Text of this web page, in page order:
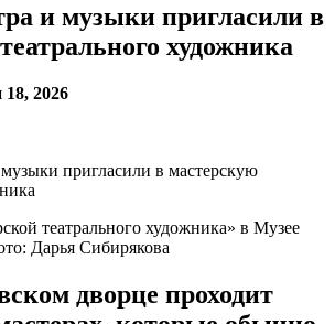
и музыки пригласили в
художника
2026
театрального художника» в Музее
Дарья Сибирякова
дворце проходит